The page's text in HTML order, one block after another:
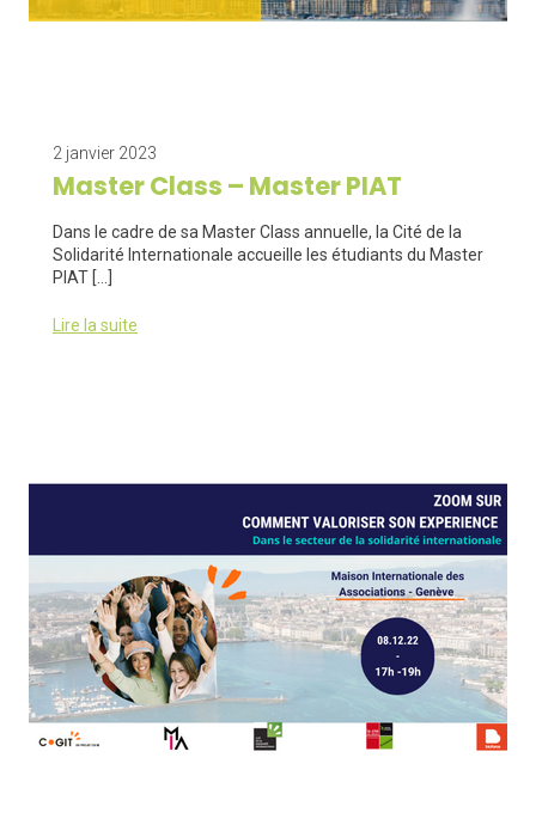
2 janvier 2023
Master Class – Master PIAT
Dans le cadre de sa Master Class annuelle, la Cité de la
Solidarité Internationale accueille les étudiants du Master
PIAT […]
Lire la suite